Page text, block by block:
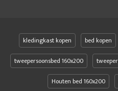
kledingkast kopen bed kopen
tweepersoonsbed 160x200
Houten bed 160x200